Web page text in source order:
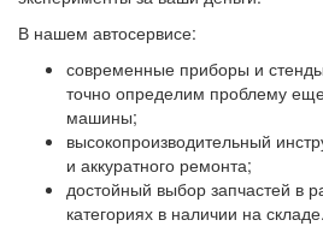
В нашем автосервисе:
современные приборы и
точно определим проблему
машины;
высокопроизводительный
и аккуратного ремонта;
достойный выбор запчастей в
категориях в наличии на складе.